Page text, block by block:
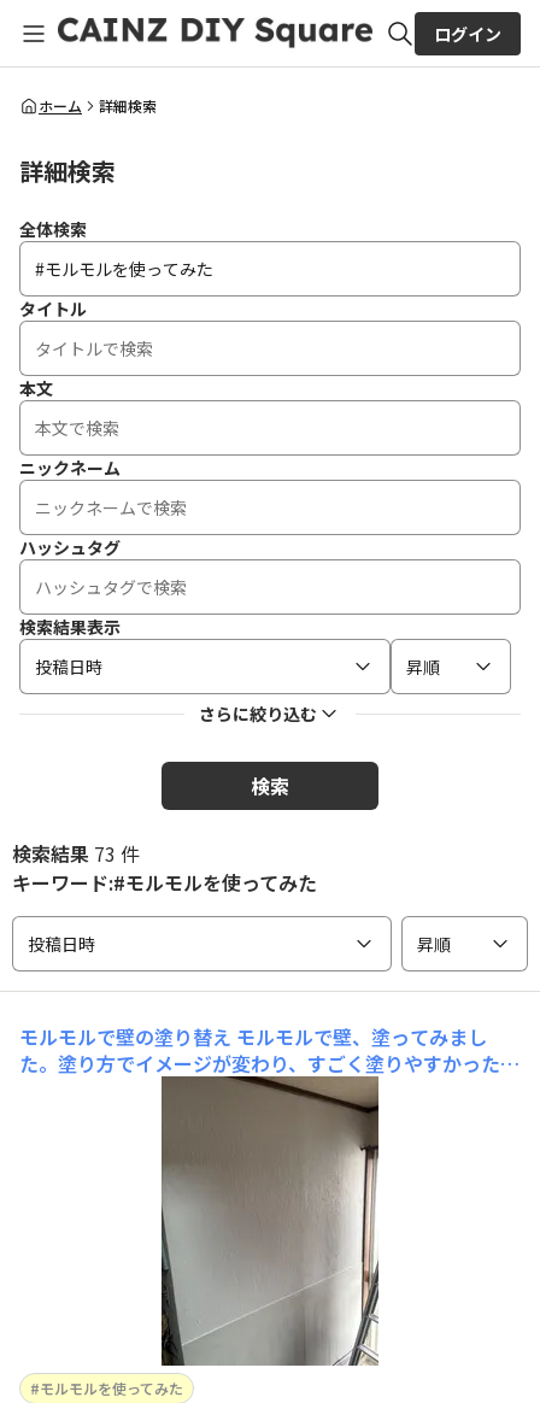
全体検索
ログイン
ホーム 詳細検索
詳細検索
全体検索
タイトル
本文
ニックネーム
ハッシュタグ
検索結果表示
投稿日時
昇順
さらに絞り込む
検索
検索結果 73 件
キーワード:#モルモルを使ってみた
投稿日時 昇順
モルモルで壁の塗り替え モルモルで壁、塗ってみまし
た。塗り方でイメージが変わり、すごく塗りやすかった。
面白い🤣作業が終わるまでは、絶対に手袋、アームカバー
は外さない方が良いですね😅落ちない😭下は、端材を付
け腰壁風にしました。飽きたら、ダメージ加工します。
モルモルを使ってみた